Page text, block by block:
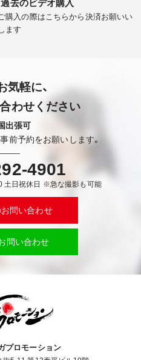
去のビデオ購入
購入の際はこちらから決済お願いい
ます
気軽に、
わせください
出張可
前予約をお願いします。
4901
土日祝休日 ※急な撮影も可能
問い合わせ
問い合わせ
プロモーション